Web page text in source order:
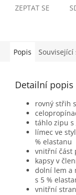
ZEPTAT SE
Popis Související
Detailní
rovný střih
táhlo zipu s
límec ve
% elastanu
vnitřní část
kapsy v
dolní lem a
s 5 %
vnitřní